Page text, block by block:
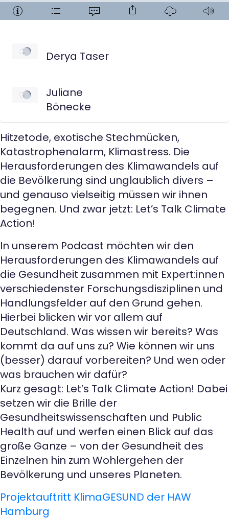
Derya Taser
Juliane
Bönecke
Hitzetode, exotische Stechmücken,
Katastrophenalarm, Klimastress. Die
Herausforderungen des Klimawandels auf
die Bevölkerung sind unglaublich divers –
und genauso vielseitig müssen wir ihnen
begegnen. Und zwar jetzt: Let’s Talk Climate
Action!
In unserem Podcast möchten wir den
Herausforderungen des Klimawandels auf
die Gesundheit zusammen mit Expert:innen
verschiedenster Forschungsdisziplinen und
Handlungsfelder auf den Grund gehen.
Hierbei blicken wir vor allem auf
Deutschland. Was wissen wir bereits? Was
kommt da auf uns zu? Wie können wir uns
(besser) darauf vorbereiten? Und wen oder
was brauchen wir dafür?
Kurz gesagt: Let’s Talk Climate Action! Dabei
setzen wir die Brille der
Gesundheitswissenschaften und Public
Health auf und werfen einen Blick auf das
große Ganze – von der Gesundheit des
Einzelnen hin zum Wohlergehen der
Bevölkerung und unseres Planeten.
Projektauftritt KlimaGESUND der HAW
Hamburg